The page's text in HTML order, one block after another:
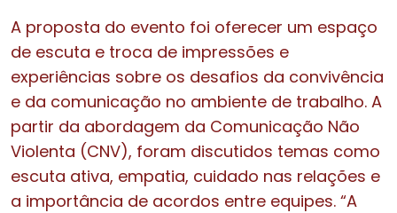
A proposta do evento foi oferecer um espaço
de escuta e troca de impressões e
experiências sobre os desafios da convivência
e da comunicação no ambiente de trabalho. A
partir da abordagem da Comunicação Não
Violenta (CNV), foram discutidos temas como
escuta ativa, empatia, cuidado nas relações e
a importância de acordos entre equipes. “A